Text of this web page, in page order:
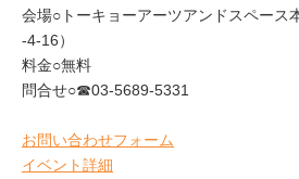
会場○トーキョーアーツアンドスペース
-4-16）
料金○無料
問合せ○☎03-5689-5331
お問い合わせフォーム
イベント詳細